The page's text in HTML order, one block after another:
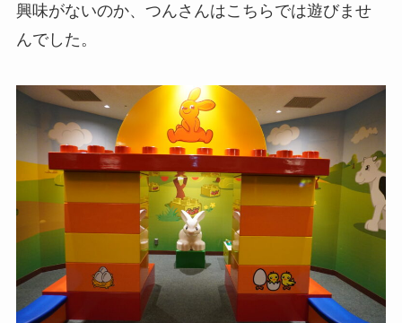
興味がないのか、つんさんはこちらでは遊びませ
んでした。